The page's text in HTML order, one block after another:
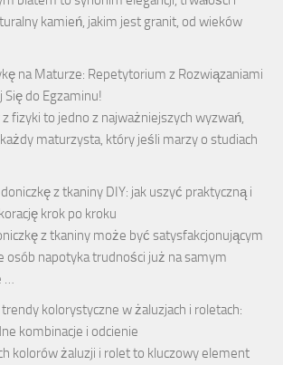
kamień, jakim jest granit, od wieków
na Maturze: Repetytorium z Rozwiązaniami
do Egzaminu!
fizyki to jedno z najważniejszych wyzwań,
maturzysta, który jeśli marzy o studiach
doniczkę z tkaniny DIY: jak uszyć praktyczną i
krok po kroku
z tkaniny może być satysfakcjonującym
osób napotyka trudności już na samym
…
kolorystyczne w żaluzjach i roletach:
kombinacje i odcienie
kolorów żaluzji i rolet to kluczowy element